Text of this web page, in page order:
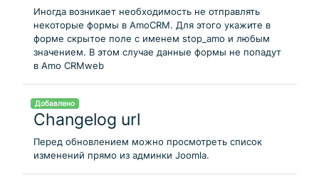
Иногда возникает необходимость не отправлять
некоторые формы в AmoCRM. Для этого укажите в
форме скрытое поле с именем stop_amo и любым
значением. В этом случае данные формы не попадут
в Amo CRMweb
Добавлено
Changelog url
Перед обновлением можно просмотреть список
изменений прямо из админки Joomla.